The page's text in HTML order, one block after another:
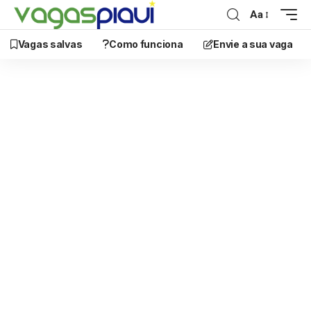
Aa
Vagas salvas Como funciona Envie a sua vaga